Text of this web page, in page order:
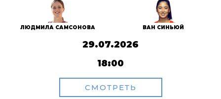
ЛЮДМИЛА САМСОНОВА ВАН СИНЬЮЙ
29.07.2026
18:00
СМОТРЕТЬ